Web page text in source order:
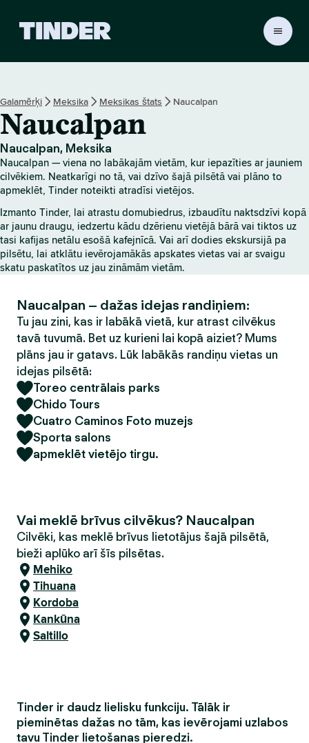
r
s
ā
u
m
l
p
a
Galamērķi Meksika Meksikas štats Naucalpan
Naucalpan
Naucalpan, Meksika
Naucalpan — viena no labākajām vietām, kur iepazīties ar jauniem
cilvēkiem. Neatkarīgi no tā, vai dzīvo šajā pilsētā vai plāno to
apmeklēt, Tinder noteikti atradīsi vietējos.
Izmanto Tinder, lai atrastu domubiedrus, izbaudītu naktsdzīvi kopā
ar jaunu draugu, iedzertu kādu dzērienu vietējā bārā vai tiktos uz
tasi kafijas netālu esošā kafejnīcā. Vai arī dodies ekskursijā pa
pilsētu, lai atklātu ievērojamākās apskates vietas vai ar svaigu
skatu paskatītos uz jau zināmām vietām.
Naucalpan – dažas idejas randiņiem:
Tu jau zini, kas ir labākā vietā, kur atrast cilvēkus
tavā tuvumā. Bet uz kurieni lai kopā aiziet? Mums
plāns jau ir gatavs. Lūk labākās randiņu vietas un
idejas pilsētā:
Toreo centrālais parks
Chido Tours
Cuatro Caminos Foto muzejs
Sporta salons
apmeklēt vietējo tirgu.
Vai meklē brīvus cilvēkus? Naucalpan
Cilvēki, kas meklē brīvus lietotājus šajā pilsētā,
bieži aplūko arī šīs pilsētas.
Mehiko
Tihuana
Kordoba
Kankūna
Saltillo
Tinder ir daudz lielisku funkciju. Tālāk ir
pieminētas dažas no tām, kas ievērojami uzlabos
tavu Tinder lietošanas pieredzi.